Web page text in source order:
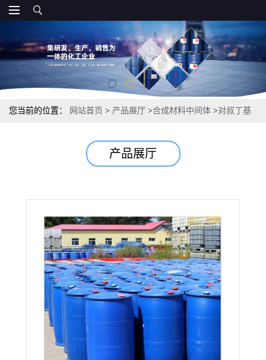
您当前的位置： 网站首页 > 产品展厅 >合成材料中间体 >对叔丁基
产品展厅